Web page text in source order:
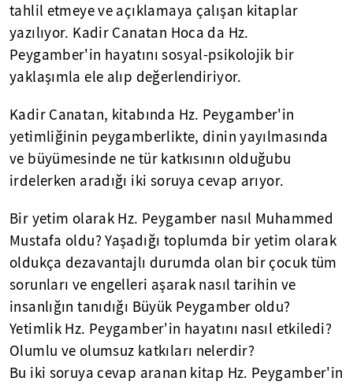
tahlil etmeye ve açıklamaya çalışan kitaplar
yazılıyor. Kadir Canatan Hoca da Hz.
Peygamber'in hayatını sosyal-psikolojik bir
yaklaşımla ele alıp değerlendiriyor.
Kadir Canatan, kitabında Hz. Peygamber'in
yetimliğinin peygamberlikte, dinin yayılmasında
ve büyümesinde ne tür katkısının olduğubu
irdelerken aradığı iki soruya cevap arıyor.
Bir yetim olarak Hz. Peygamber nasıl Muhammed
Mustafa oldu? Yaşadığı toplumda bir yetim olarak
oldukça dezavantajlı durumda olan bir çocuk tüm
sorunları ve engelleri aşarak nasıl tarihin ve
insanlığın tanıdığı Büyük Peygamber oldu?
Yetimlik Hz. Peygamber'in hayatını nasıl etkiledi?
Olumlu ve olumsuz katkıları nelerdir?
Bu iki soruya cevap aranan kitap Hz. Peygamber'in